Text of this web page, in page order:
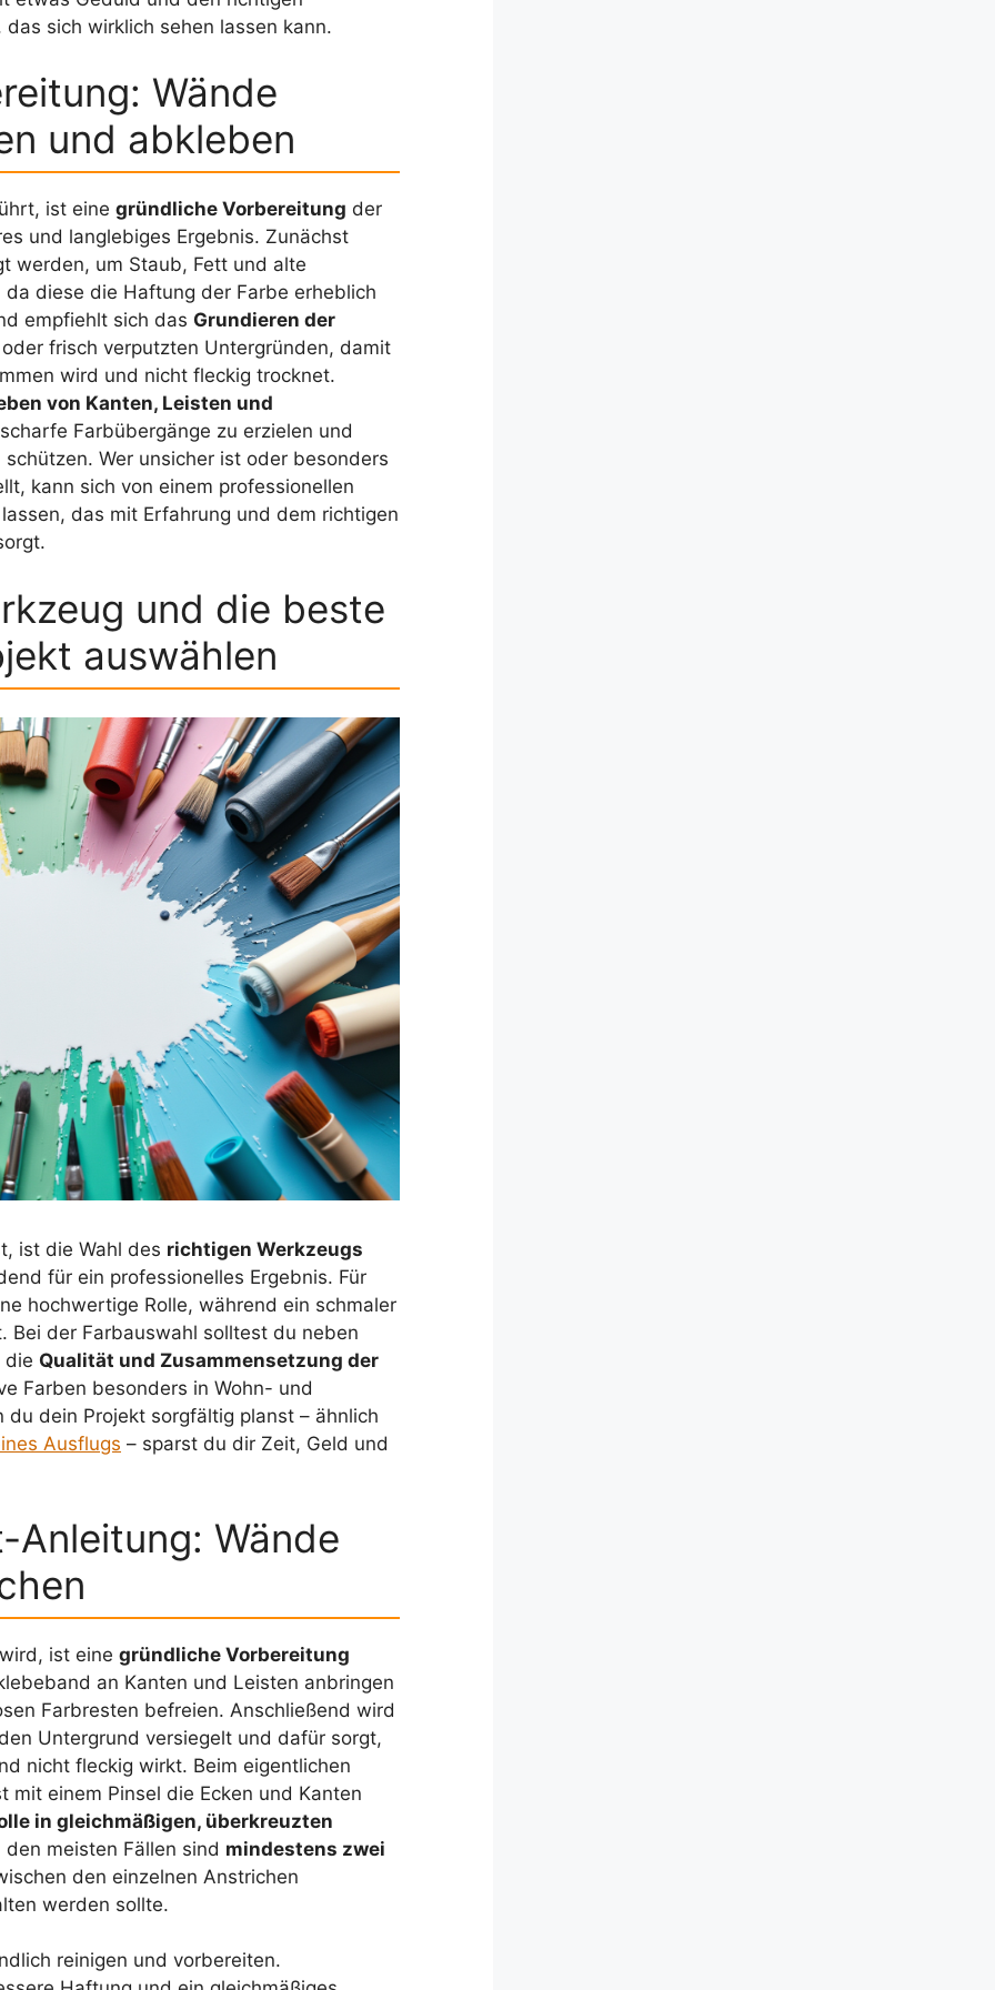
sich wirklich sehen lassen kann.
Wände
und abkleben
ist eine gründliche Vorbereitung der
und langlebiges Ergebnis. Zunächst
werden, um Staub, Fett und alte
diese die Haftung der Farbe erheblich
empfiehlt sich das Grundieren der
frisch verputzten Untergründen, damit
wird und nicht fleckig trocknet.
von Kanten, Leisten und
Farbübergänge zu erzielen und
Wer unsicher ist oder besonders
kann sich von einem professionellen
das mit Erfahrung und dem richtigen
und die beste
auswählen
ist die Wahl des richtigen Werkzeugs
für ein professionelles Ergebnis. Für
hochwertige Rolle, während ein schmaler
Bei der Farbauswahl solltest du neben
die Qualität und Zusammensetzung der
Farben besonders in Wohn- und
dein Projekt sorgfältig planst – ähnlich
Ausflugs – sparst du dir Zeit, Geld und
Wände
ist eine gründliche Vorbereitung
an Kanten und Leisten anbringen
Farbresten befreien. Anschließend wird
Untergrund versiegelt und dafür sorgt,
nicht fleckig wirkt. Beim eigentlichen
mit einem Pinsel die Ecken und Kanten
in gleichmäßigen, überkreuzten
meisten Fällen sind mindestens zwei
den einzelnen Anstrichen
werden sollte.
reinigen und vorbereiten.